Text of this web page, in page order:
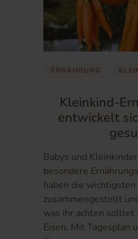
ERNÄHRUNG
Kleinkind-
entwickelt
Babys und
besondere
haben die
zusammengestellt
was ihr achten solltet
Eisen. Mit Tagesplan